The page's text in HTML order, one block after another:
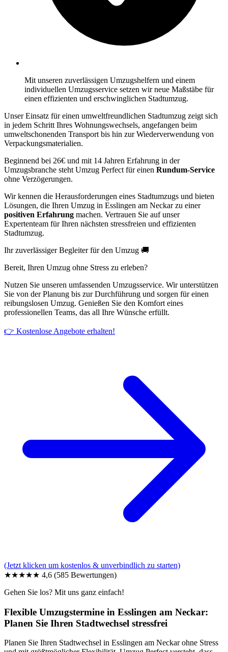
Mit unseren zuverlässigen Umzugshelfern und einem
individuellen Umzugsservice setzen wir neue Maßstäbe für
einen effizienten und erschwinglichen Stadtumzug.
Unser Einsatz für einen umweltfreundlichen Stadtumzug zeigt sich
in jedem Schritt Ihres Wohnungswechsels, angefangen beim
umweltschonenden Transport bis hin zur Wiederverwendung von
Verpackungsmaterialien.
Beginnend bei 26€ und mit 14 Jahren Erfahrung in der
Umzugsbranche steht Umzug Perfect für einen Rundum-Service
ohne Verzögerungen.
Wir kennen die Herausforderungen eines Stadtumzugs und bieten
Lösungen, die Ihren Umzug in Esslingen am Neckar zu einer
positiven Erfahrung machen. Vertrauen Sie auf unser
Expertenteam für Ihren nächsten stressfreien und effizienten
Stadtumzug.
Ihr zuverlässiger Begleiter für den Umzug 🚚
Bereit, Ihren Umzug ohne Stress zu erleben?
Nutzen Sie unseren umfassenden Umzugsservice. Wir unterstützen
Sie von der Planung bis zur Durchführung und sorgen für einen
reibungslosen Umzug. Genießen Sie den Komfort eines
professionellen Teams, das all Ihre Wünsche erfüllt.
👉 Kostenlose Angebote erhalten!
(Jetzt klicken um kostenlos & unverbindlich zu starten)
★★★★★ 4,6 (585 Bewertungen)
Gehen Sie los? Mit uns ganz einfach!
Flexible Umzugstermine in Esslingen am Neckar:
Planen Sie Ihren Stadtwechsel stressfrei
Planen Sie Ihren Stadtwechsel in Esslingen am Neckar ohne Stress